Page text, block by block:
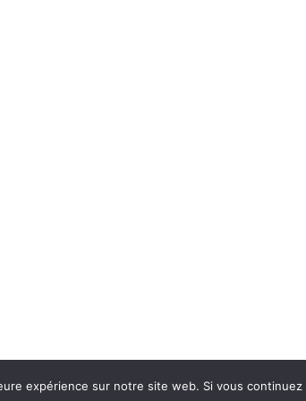
expérience sur notre site web. Si vous